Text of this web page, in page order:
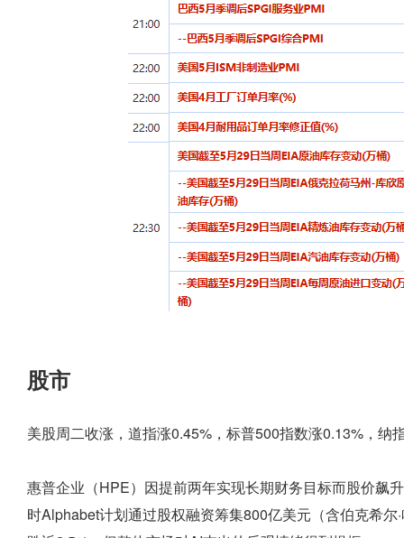
股市
美股周二收涨，道指涨0.45%，标普500指数涨0.13%，
惠普企业（HPE）因提前两年实现长期财务目标而股价飙
时Alphabet计划通过股权融资筹集800亿美元（含伯克希